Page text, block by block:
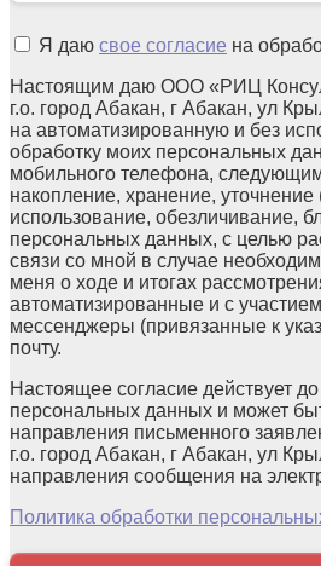
Я даю свое согласие на
Настоящим даю ООО «РИЦ
г.о. город Абакан, г Абакан, ул
на автоматизированную и без
обработку моих персональных
мобильного телефона,
накопление, хранение,
использование, обезличивание,
персональных данных, с целью
связи со мной в случае
меня о ходе и итогах
автоматизированные и с
мессенджеры (привязанные к
почту.
Настоящее согласие действует
персональных данных и может
направления письменного
г.о. город Абакан, г Абакан, ул
направления сообщения на
Политика обработки